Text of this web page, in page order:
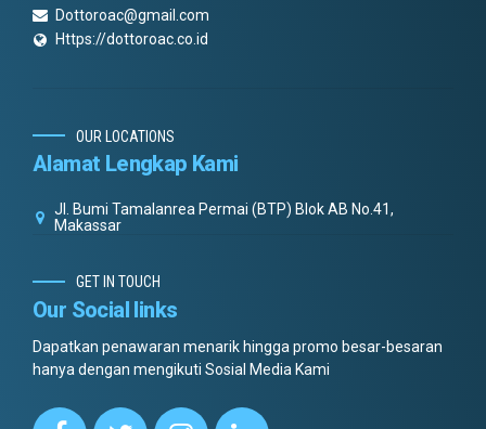
Dottoroac@gmail.com
Https://dottoroac.co.id
OUR LOCATIONS
Alamat Lengkap Kami
Jl. Bumi Tamalanrea Permai (BTP) Blok AB No.41,
Makassar
GET IN TOUCH
Our Social links
Dapatkan penawaran menarik hingga promo besar-besaran
hanya dengan mengikuti Sosial Media Kami